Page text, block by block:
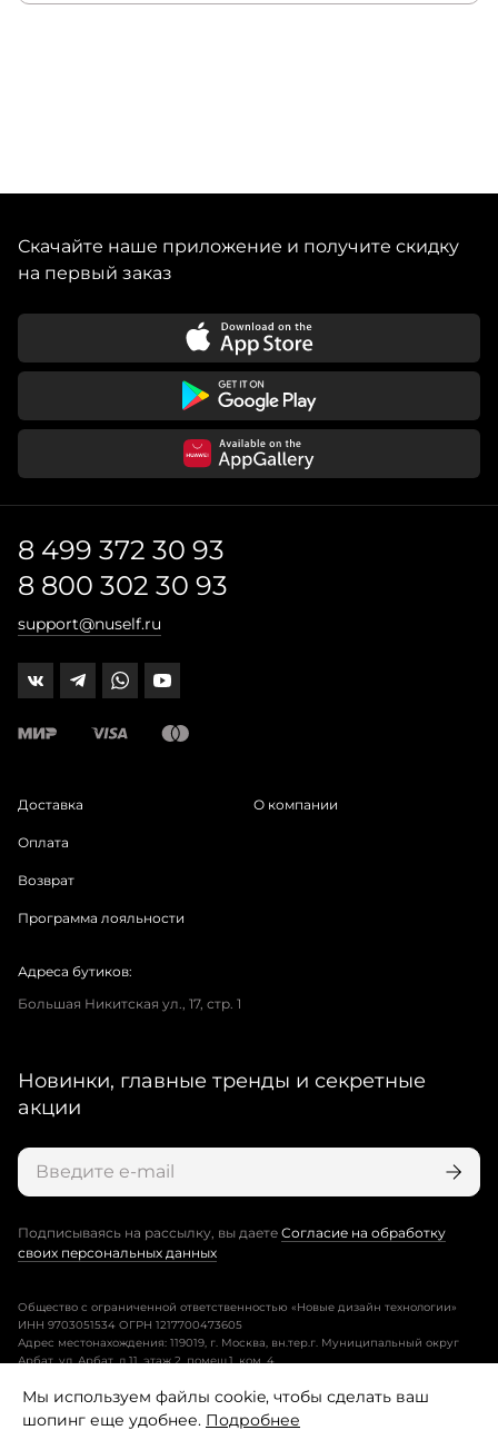
Скачайте наше приложение и получите скидку
на первый заказ
8 499 372 30 93
8 800 302 30 93
support@nuself.ru
Доставка
Оплата
Возврат
Программа лояльности
О компании
Адреса бутиков:
Большая Никитская ул., 17, стр. 1
Новинки, главные тренды и секретные
акции
Подписываясь на рассылку, вы даете Согласие на обработку
своих персональных данных
Общество с ограниченной ответственностью «Новые дизайн технологии»
ИНН 9703051534 ОГРН 1217700473605
Адрес местонахождения: 119019, г. Москва, вн.тер.г. Муниципальный округ
Арбат, ул. Арбат, д.11, этаж 2, помещ.1, ком. 4.
Пользовательское соглашение
Мы используем файлы cookie, чтобы сделать ваш
шопинг еще удобнее. Подробнее